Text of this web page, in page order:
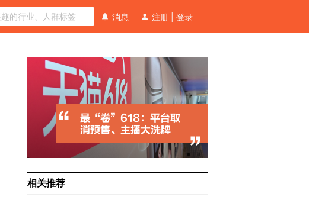
消息 注册 登录
相关推荐